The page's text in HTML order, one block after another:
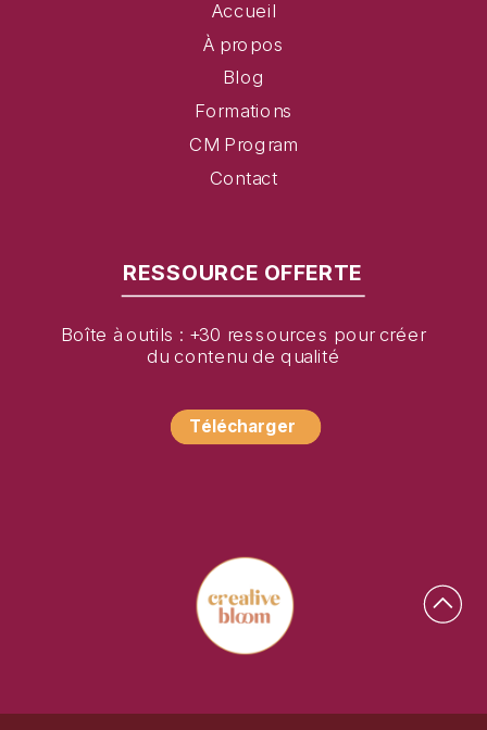
Formations
Accueil
Contact
Blog
RESSOURCE OFFERTE
Boîte à outils : +30 ressources pour créer
du contenu de qualité
Télécharger
À propos
CM Program